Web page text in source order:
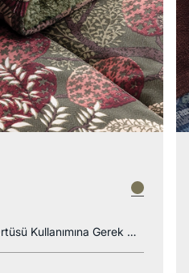
Nevresim Ya Da Yatak Örtüsü Kullanımına Gerek Kalmaz